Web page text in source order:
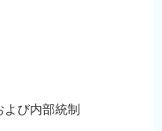
び内部統制